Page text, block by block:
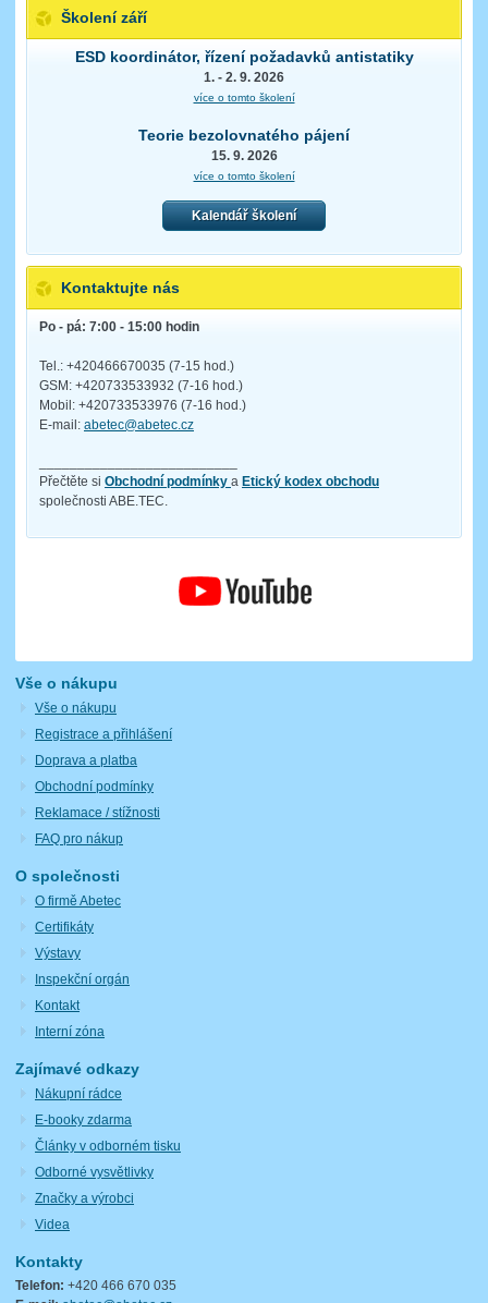
Školení září
ESD koordinátor, řízení požadavků antistatiky
1. - 2. 9. 2026
více o tomto školení
Teorie bezolovnatého pájení
15. 9. 2026
více o tomto školení
Kalendář školení
Kontaktujte nás
Po - pá: 7:00 - 15:00 hodin
Tel.: +420466670035 (7-15 hod.)
GSM: +420733533932 (7-16 hod.)
Mobil: +420733533976 (7-16 hod.)
E-mail: abetec@abetec.cz
Přečtěte si Obchodní podmínky a Etický kodex obchodu
společnosti ABE.TEC.
Vše o nákupu
Vše o nákupu
Registrace a přihlášení
Doprava a platba
Obchodní podmínky
Reklamace / stížnosti
FAQ pro nákup
O společnosti
O firmě Abetec
Certifikáty
Výstavy
Inspekční orgán
Kontakt
Interní zóna
Zajímavé odkazy
Nákupní rádce
E-booky zdarma
Články v odborném tisku
Odborné vysvětlivky
Značky a výrobci
Videa
Kontakty
Telefon: +420 466 670 035